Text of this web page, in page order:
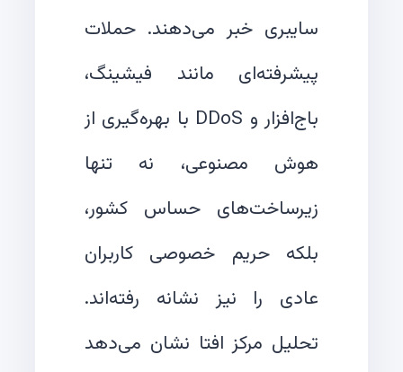
سایبری خبر می‌دهند. حملات
پیشرفته‌ای مانند فیشینگ،
باج‌افزار و DDoS با بهره‌گیری از
هوش مصنوعی، نه تنها
زیرساخت‌های حساس کشور،
بلکه حریم خصوصی کاربران
عادی را نیز نشانه رفته‌اند.
تحلیل مرکز افتا نشان می‌دهد